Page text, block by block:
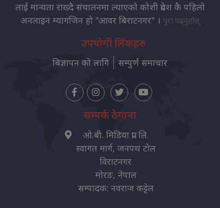
लाई मान्यता राख्दै संचालनमा ल्याएको कोशी प्रदेश कै पहिलो
अनलाइन म्यागजिन हो "आवर बिराटनगर" । पुरा पढ्नुहोस्
उपयोगी लिंकहरु
बिज्ञापन को लागि सम्पुर्ण समाचार
सम्पर्क ठेगाना
ओ.बी. मिडिया प्रा. लि.
स्वागत मार्ग, जनपथ टोल
विराटनगर
मोरङ, नेपाल
सम्पादक: नवराज कट्टेल